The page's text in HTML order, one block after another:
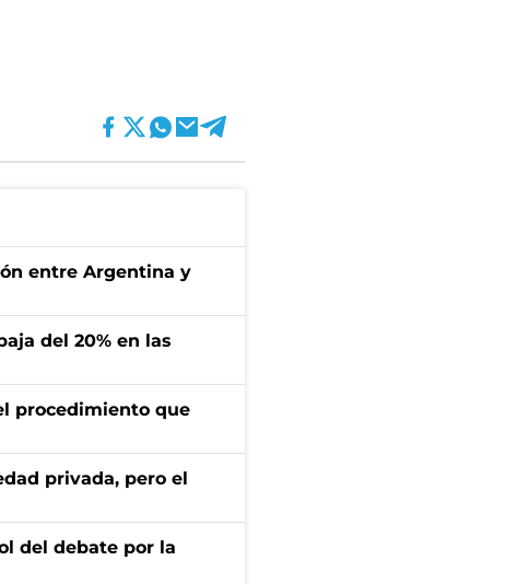
entre Argentina y
del 20% en las
procedimiento que
privada, pero el
del debate por la